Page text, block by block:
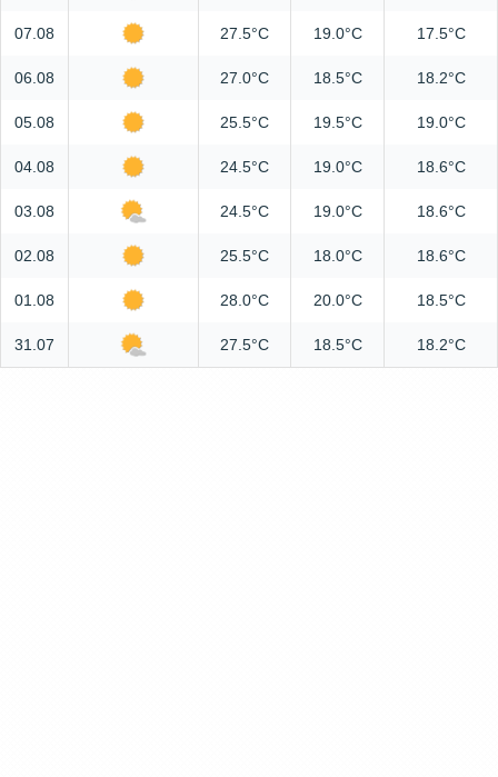
07.08 27.5°C 19.0°C 17.5°C
06.08 27.0°C 18.5°C 18.2°C
05.08 25.5°C 19.5°C 19.0°C
04.08 24.5°C 19.0°C 18.6°C
03.08 24.5°C 19.0°C 18.6°C
02.08 25.5°C 18.0°C 18.6°C
01.08 28.0°C 20.0°C 18.5°C
31.07 27.5°C 18.5°C 18.2°C